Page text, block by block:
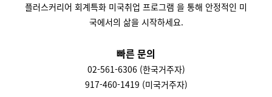
플러스커리어 회계특화 미국취업 프로그램 을 통해 안정적인 미
국에서의 삶을 시작하세요.
빠른 문의
02-561-6306 (한국거주자)
917-460-1419 (미국거주자)